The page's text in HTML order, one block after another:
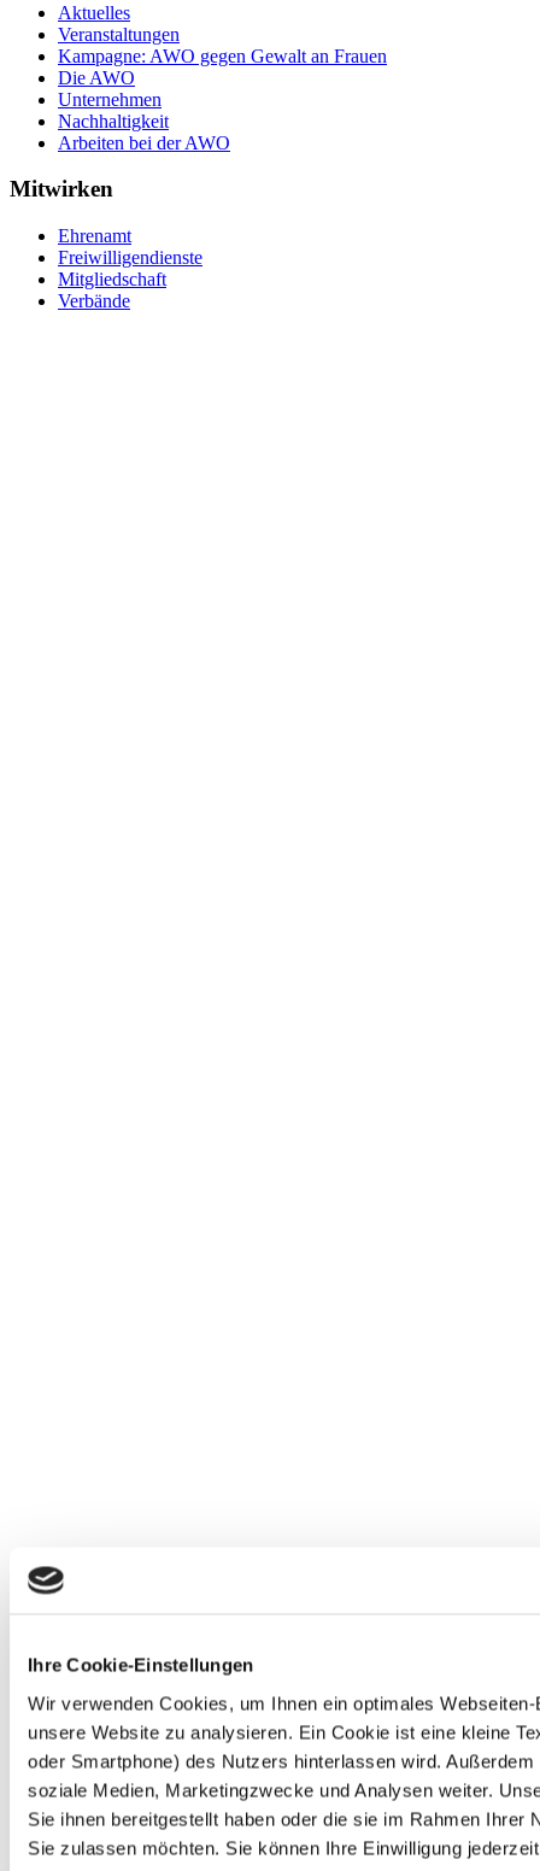
Ihre Cookie-Einstellungen
Wir verwenden Cookies, um Ihnen ein optimales
unsere Website zu analysieren. Ein Cookie ist eine kleine
oder Smartphone) des Nutzers hinterlassen wird.
soziale Medien, Marketingzwecke und Analysen weiter.
Sie ihnen bereitgestellt haben oder die sie im Rahmen
Sie zulassen möchten. Sie können Ihre Einwilligung
Aktuelles
Veranstaltungen
Kampagne: AWO gegen Gewalt an Frauen
Die AWO
Unternehmen
Nachhaltigkeit
Arbeiten bei der AWO
Mitwirken
Ehrenamt
Freiwilligendienste
Mitgliedschaft
Verbände